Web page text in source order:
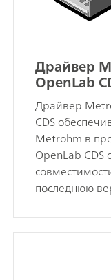
Драйвер
OpenLab
Драйвер
CDS
Metrohm в
OpenLab CDS
последнюю